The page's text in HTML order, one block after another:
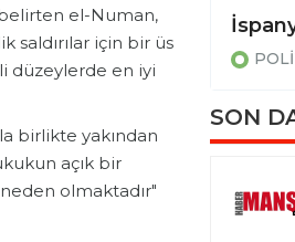
el-Numan,
saldırılar için bir üs
düzeylerde en iyi
birlikte yakından
açık bir
olmaktadır"
SON